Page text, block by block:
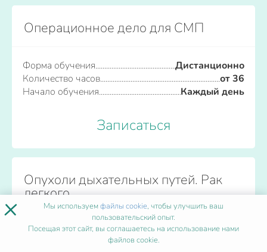
Операционное дело для СМП
Форма обучения
Дистанционно
Количество часов
от 36
Начало обучения
Каждый день
Записаться
Опухоли дыхательных путей. Рак
легкого
Форма обучения
Дистанционно
× Мы используемфайлы cookie, чтобы улучшить ваш
пользовательский опыт.
Посещая этот сайт, вы соглашаетесь на использование нами
файлов cookie.